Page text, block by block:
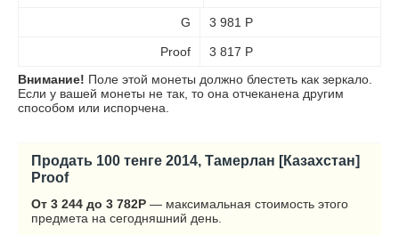
G 3 981 Р
Proof 3 817 Р
Внимание! Поле этой монеты должно блестеть как зеркало.
Если у вашей монеты не так, то она отчеканена другим
способом или испорчена.
Продать 100 тенге 2014, Тамерлан [Казахстан]
Proof
От 3 244 до 3 782Р — максимальная стоимость этого
предмета на сегодняшний день.